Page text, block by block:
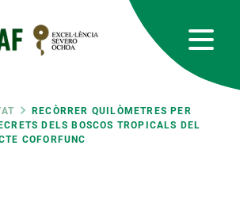
RECÒRRER QUILÒMETRES PER
DELS BOSCOS TROPICALS DEL
COFORFUNC